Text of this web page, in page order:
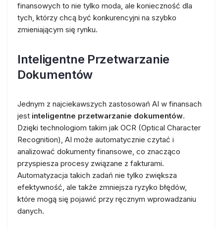
finansowych to nie tylko moda, ale konieczność dla
tych, którzy chcą być konkurencyjni na szybko
zmieniającym się rynku.
Inteligentne Przetwarzanie
Dokumentów
Jednym z najciekawszych zastosowań AI w finansach
jest inteligentne przetwarzanie dokumentów.
Dzięki technologiom takim jak OCR (Optical Character
Recognition), AI może automatycznie czytać i
analizować dokumenty finansowe, co znacząco
przyspiesza procesy związane z fakturami.
Automatyzacja takich zadań nie tylko zwiększa
efektywność, ale także zmniejsza ryzyko błędów,
które mogą się pojawić przy ręcznym wprowadzaniu
danych.